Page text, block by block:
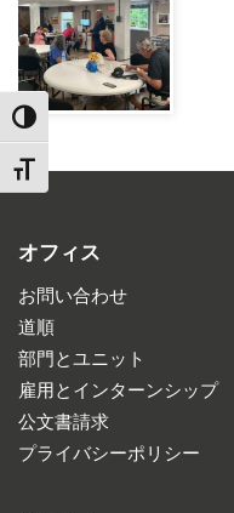
TOGGLE HIGH CONTRAST
TOGGLE FONT SIZE
オフィス
お問い合わせ
道順
部門とユニット
雇用とインターンシップ
公文書請求
プライバシーポリシー